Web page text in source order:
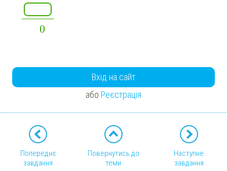
¯ ¯
¯¯¯¯¯¯¯¯
0
Вхід на сайт
або Реєстрація
Попереднє
завдання
Повернутись до
теми
Наступне
завдання